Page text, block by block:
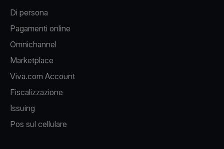
Di persona
Pagamenti online
Omnichannel
Marketplace
Viva.com Account
Fiscalizzazione
Issuing
Pos sul cellulare